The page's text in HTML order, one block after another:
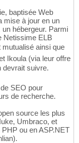
baptisée Web
mise à jour en un
hébergeur. Parmi
Netissime ELB
mutualisé ainsi que
Ikoula (via leur offre
devrait suivre.
SEO pour
de recherche.
source les plus
Umbraco, et
ou en ASP.NET